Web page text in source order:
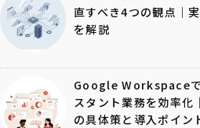
直すべき4つの観点｜
を解説
Google Workspace
スタント業務を効率化
の具体策と導入ポイン